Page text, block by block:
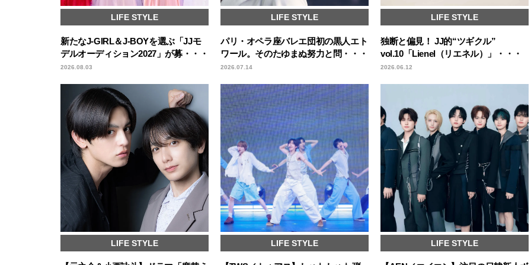
LIFE STYLE
新たなJ-GIRL＆J-BOYを選ぶ「JJモ
デルオーディション2027」が募・・・
2026.08.03
LIFE STYLE
パリ・オペラ座バレエ団初の黒人エト
ワール。そのたゆまぬ努力と問・・・
2026.07.14
LIFE STYLE
独断と偏見！ JJ的“ツギクル”
vol.10「Lienel（リエネル）」・・・
2026.06.12
LIFE STYLE LIFE STYLE LIFE STYLE